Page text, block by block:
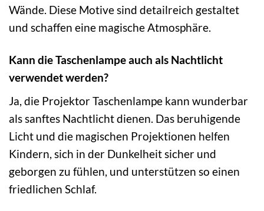
Wände. Diese Motive sind detailreich gestaltet
und schaffen eine magische Atmosphäre.
Kann die Taschenlampe auch als Nachtlicht
verwendet werden?
Ja, die Projektor Taschenlampe kann wunderbar
als sanftes Nachtlicht dienen. Das beruhigende
Licht und die magischen Projektionen helfen
Kindern, sich in der Dunkelheit sicher und
geborgen zu fühlen, und unterstützen so einen
friedlichen Schlaf.